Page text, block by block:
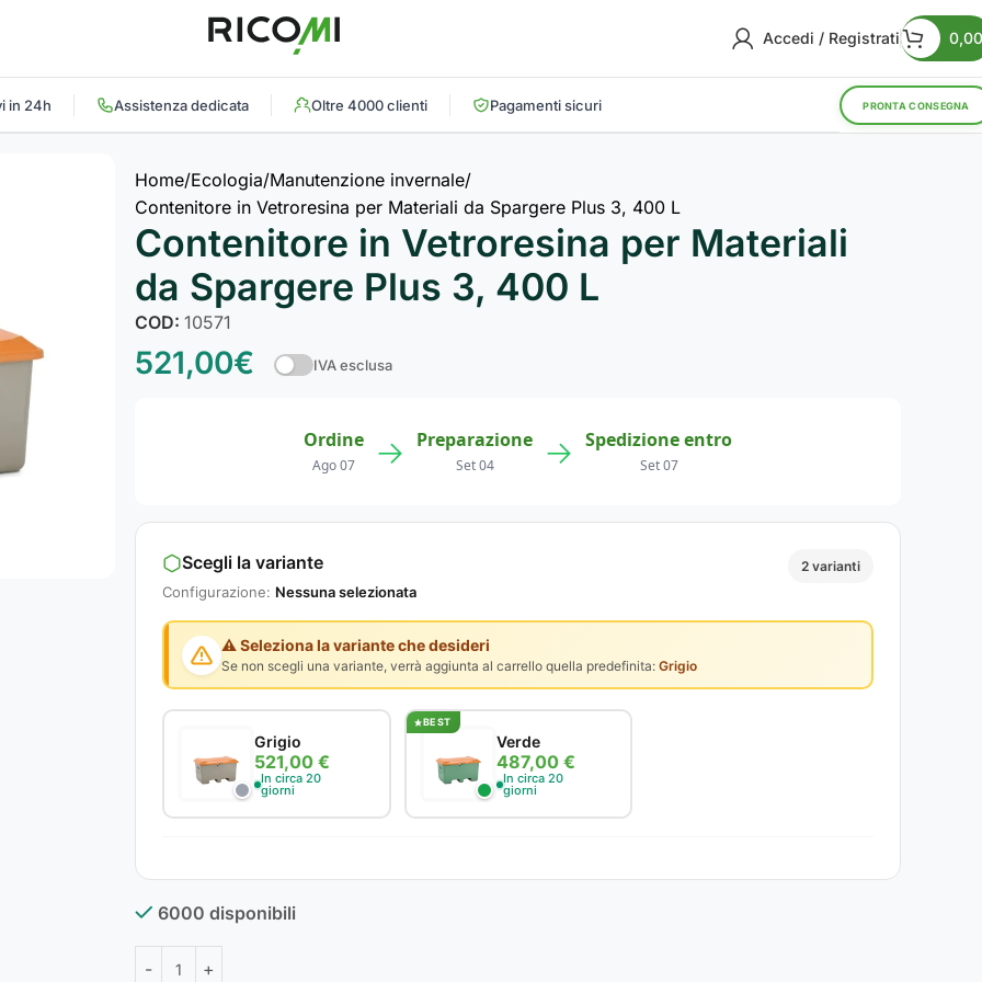
Accedi / Registrati 0,00
in 24h Assistenza dedicata Oltre 4000 clienti Pagamenti sicuri PRONTA CONSEGNA
Home Ecologia Manutenzione invernale
Contenitore in Vetroresina per Materiali da Spargere Plus 3, 400 L
Contenitore in Vetroresina per Materiali
da Spargere Plus 3, 400 L
COD:10571
521,00€ IVA esclusa
Ordine
Ago 07 → Preparazione
Set 04 → Spedizione entro
Set 07
Scegli la variante
Configurazione: Nessuna selezionata
2 varianti
⚠️ Seleziona la variante che desideri
Se non scegli una variante, verrà aggiunta al carrello quella predefinita: Grigio
Grigio
521,00 €
In circa 20
giorni
BEST
Verde
487,00 €
In circa 20
giorni
6000 disponibili